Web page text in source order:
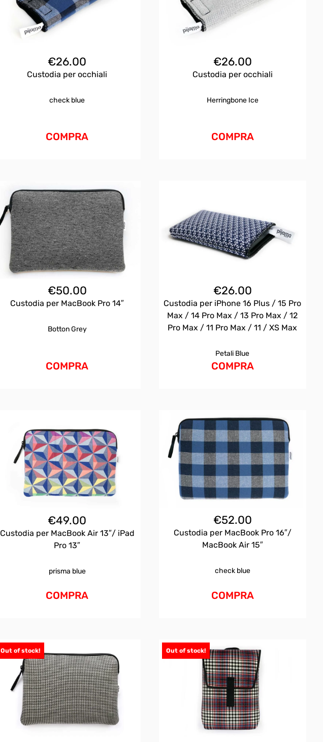
€26.00
Custodia per occhiali
check blue
COMPRA
€26.00
Custodia per occhiali
Herringbone Ice
COMPRA
€50.00
Custodia per MacBook Pro 14″
Botton Grey
COMPRA
€26.00
Custodia per iPhone 16 Plus / 15 Pro
Max / 14 Pro Max / 13 Pro Max / 12
Pro Max / 11 Pro Max / 11 / XS Max
Petali Blue
COMPRA
€49.00
Custodia per MacBook Air 13″/ iPad
Pro 13″
prisma blue
COMPRA
€52.00
Custodia per MacBook Pro 16″/
MacBook Air 15″
check blue
COMPRA
Out of stock! Out of stock!